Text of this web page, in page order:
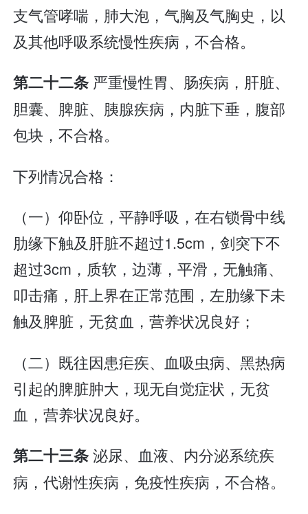
支气管哮喘，肺大泡，气胸及气胸史，以
及其他呼吸系统慢性疾病，不合格。
第二十二条 严重慢性胃、肠疾病，肝脏、
胆囊、脾脏、胰腺疾病，内脏下垂，腹部
包块，不合格。
下列情况合格：
（一）仰卧位，平静呼吸，在右锁骨中线
肋缘下触及肝脏不超过1.5cm，剑突下不
超过3cm，质软，边薄，平滑，无触痛、
叩击痛，肝上界在正常范围，左肋缘下未
触及脾脏，无贫血，营养状况良好；
（二）既往因患疟疾、血吸虫病、黑热病
引起的脾脏肿大，现无自觉症状，无贫
血，营养状况良好。
第二十三条泌尿、血液、内分泌系统疾
病，代谢性疾病，免疫性疾病，不合格。